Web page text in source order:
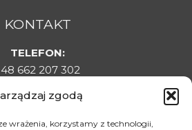
zgodą
wrażenia, korzystamy z technologii,
KONTAKT
TELEFON:
662 207 302
ADRES: